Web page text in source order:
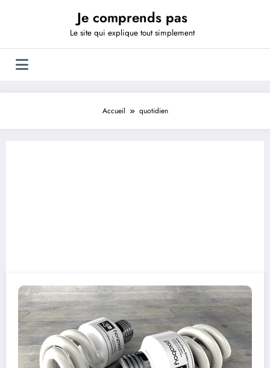
Je comprends pas
Le site qui explique tout simplement
Accueil quotidien